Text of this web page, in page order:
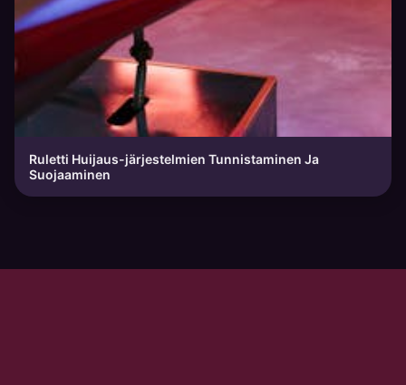
Ruletti Huijaus-järjestelmien Tunnistaminen Ja
Suojaaminen